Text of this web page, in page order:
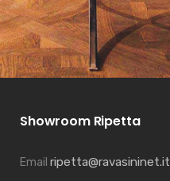
Showroom Ripetta
Email ripetta@ravasininet.it